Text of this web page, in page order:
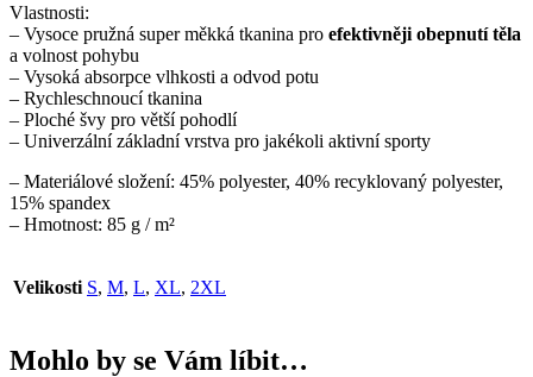
Vlastnosti:
– Vysoce pružná super měkká tkanina pro efektivněji obepnutí těla
a volnost pohybu
– Vysoká absorpce vlhkosti a odvod potu
– Rychleschnoucí tkanina
– Ploché švy pro větší pohodlí
– Univerzální základní vrstva pro jakékoli aktivní sporty
– Materiálové složení: 45% polyester, 40% recyklovaný polyester,
15% spandex
– Hmotnost: 85 g / m²
Velikosti S, M, L, XL, 2XL
Mohlo by se Vám líbit…